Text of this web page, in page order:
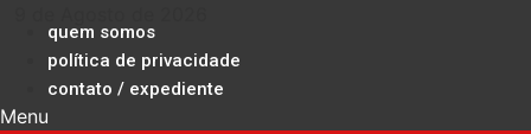
conteúdo
quem somos
política de privacidade
contato / expediente
Menu